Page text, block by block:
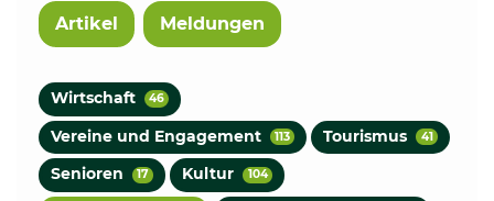
Artikel Meldungen
Wirtschaft 46
Vereine und Engagement 113 Tourismus 41
Senioren 17 Kultur 104